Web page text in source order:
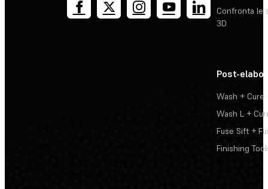
Confronta le
3D
Post-
Wash + Cure
Wash L +
Fuse Sift +
Finishing